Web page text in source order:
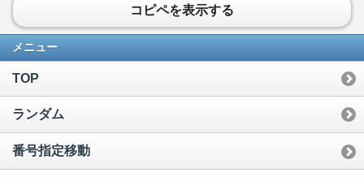
コピペを表示する
メニュー
TOP
ランダム
番号指定移動